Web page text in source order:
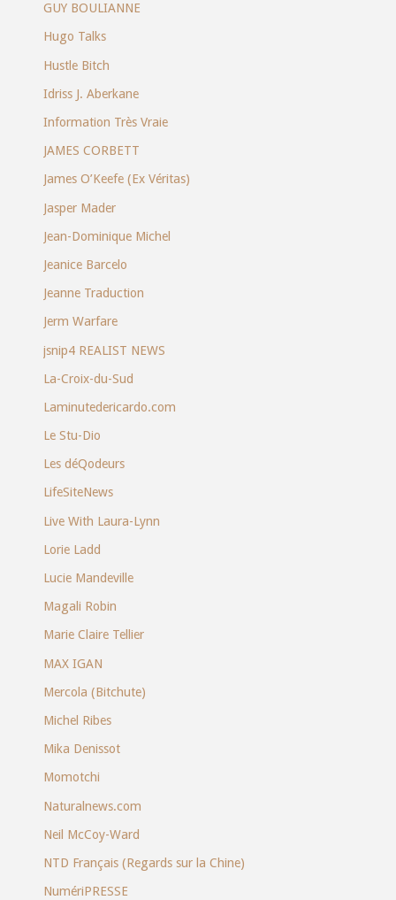
GUY BOULIANNE
Hugo Talks
Hustle Bitch
Idriss J. Aberkane
Information Très Vraie
JAMES CORBETT
James O’Keefe (Ex Véritas)
Jasper Mader
Jean-Dominique Michel
Jeanice Barcelo
Jeanne Traduction
Jerm Warfare
jsnip4 REALIST NEWS
La-Croix-du-Sud
Laminutedericardo.com
Le Stu-Dio
Les déQodeurs
LifeSiteNews
Live With Laura-Lynn
Lorie Ladd
Lucie Mandeville
Magali Robin
Marie Claire Tellier
MAX IGAN
Mercola (Bitchute)
Michel Ribes
Mika Denissot
Momotchi
Naturalnews.com
Neil McCoy-Ward
NTD Français (Regards sur la Chine)
NumériPRESSE